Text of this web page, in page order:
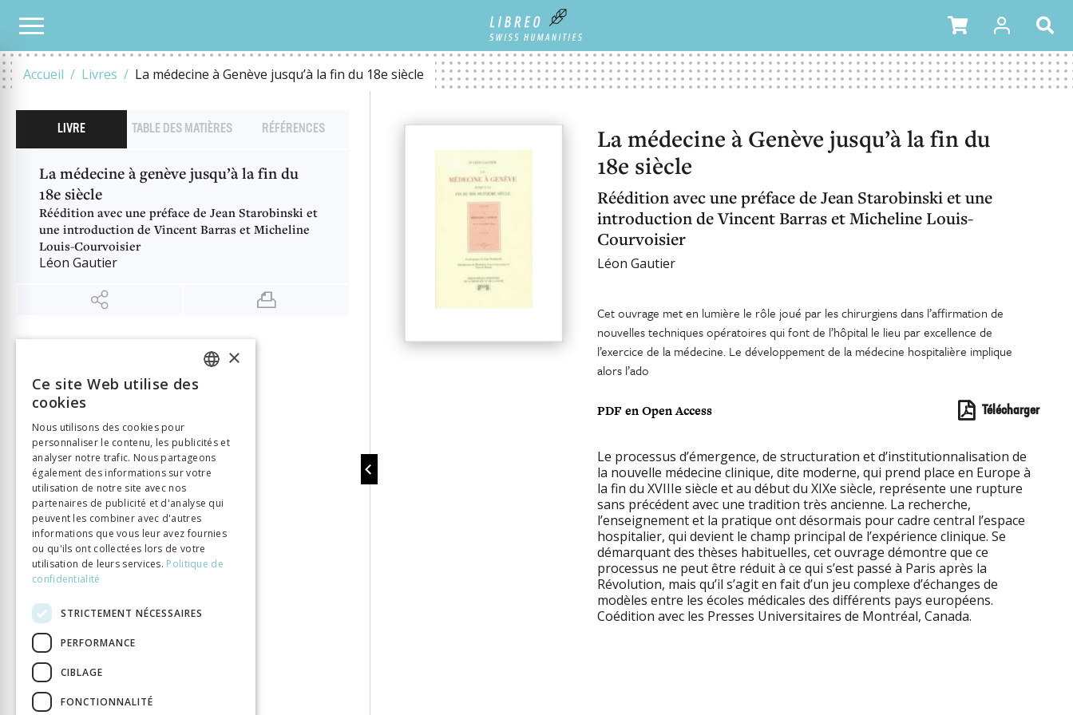
Accueil Livres La médecine à Genève jusqu’à la fin du 18e siècle
NOTRE CATALOGUE
La médecine à Genève jusqu’à la fin du
18e siècle
Réédition avec une préface de Jean Starobinski et une
introduction de Vincent Barras et Micheline Louis-
Courvoisier
Léon Gautier
Cet ouvrage met en lumière le rôle joué par les chirurgiens dans l’affirmation de
nouvelles techniques opératoires qui font de l’hôpital le lieu par excellence de
l’exercice de la médecine. Le développement de la médecine hospitalière implique
alors l’ado
PDF en Open Access Télécharger
Le processus d’émergence, de structuration et d’institutionnalisation de
la nouvelle médecine clinique, dite moderne, qui prend place en Europe à
la fin du XVIIIe siècle et au début du XIXe siècle, représente une rupture
sans précédent avec une tradition très ancienne. La recherche,
l’enseignement et la pratique ont désormais pour cadre central l’espace
hospitalier, qui devient le champ principal de l’expérience clinique. Se
démarquant des thèses habituelles, cet ouvrage démontre que ce
processus ne peut être réduit à ce qui s’est passé à Paris après la
Révolution, mais qu’il s’agit en fait d’un jeu complexe d’échanges de
modèles entre les écoles médicales des différents pays européens.
Coédition avec les Presses Universitaires de Montréal, Canada.
LIVRE TABLE DES MATIÈRES RÉFÉRENCES
La médecine à genève jusqu’à la fin du
18e siècle
Réédition avec une préface de Jean Starobinski et
une introduction de Vincent Barras et Micheline
Louis-Courvoisier
Léon Gautier
Éditeur
BHMS
ISBN
Langue
Français
Nombre de pages
746
Parution
1 juin 2001
Type de livre
Monographie
DOI
10.37400/BHMS.07317
ITALIAN
×
Ce site Web utilise des
cookies
Nous utilisons des cookies pour
personnaliser le contenu, les publicités et
analyser notre trafic. Nous partageons
également des informations sur votre
utilisation de notre site avec nos
partenaires de publicité et d'analyse qui
peuvent les combiner avec d'autres
informations que vous leur avez fournies
ou qu'ils ont collectées lors de votre
utilisation de leurs services. Politique de
confidentialité
STRICTEMENT NÉCESSAIRES
PERFORMANCE
CIBLAGE
FONCTIONNALITÉ